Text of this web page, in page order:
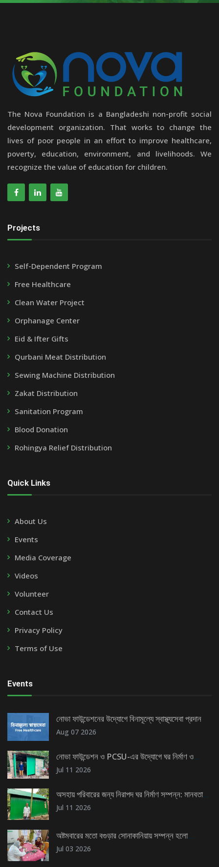
The Nova Foundation is a Bangladeshi non-profit social
development organization. That works to change the
lives of poor people in an effort to improve healthcare,
poverty, education, environment, and livelihoods. We
recognize the value of education for children.
Projects
Self-Dependent Program
Free Healthcare
Clean Water Project
Orphanage Center
Eid & Ifter Gifts
Qurbani Meat Distribution
Sewing Machine Distribution
Zakat Distribution
Sanitation Program
Blood Donation
Rohingya Relief Distribution
Quick Links
About Us
Events
Media Coverage
Videos
Volunteer
Contact Us
Privacy Policy
Terms of Use
Events
নোভা ফাউন্ডেশনের উদ্যোগে বিনামূল্যে স্বাস্থ্যসেবা প্রদান
Aug 07 2026
নোভা ফাউন্ডেশন ও PCSU-এর উদ্যোগে ঘর নির্মাণ ও
টিউবওয়েল স্থাপন
Jul 11 2026
অসহায় পরিবারের জন্য নিরাপদ ঘর নির্মাণ সম্পন্ন: মানবতার
এক উজ্জ্বল দৃষ্টান্ত
Jul 11 2026
অষ্টমবারের মতো বগুড়ার সোনাকানিয়ায় সম্পন্ন হলো
বিনামূল্যে স্বাস্থ্যসেবা কার্যক্রম
Jul 03 2026